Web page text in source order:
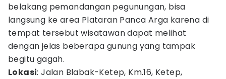
belakang pemandangan pegunungan, bisa
langsung ke area Plataran Panca Arga karena di
tempat tersebut wisatawan dapat melihat
dengan jelas beberapa gunung yang tampak
begitu gagah.
Lokasi: Jalan Blabak-Ketep, Km.16, Ketep,